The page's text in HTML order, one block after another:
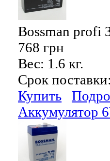
Bossman profi
768 грн
Вес: 1.6 кг.
Срок
Купить
Аккумулятор